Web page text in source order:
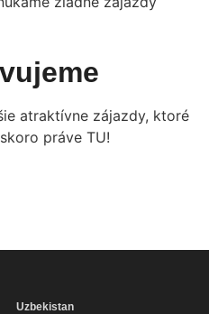
atraktívne zájazdy, ktoré
práve TU!
Uzbekistan